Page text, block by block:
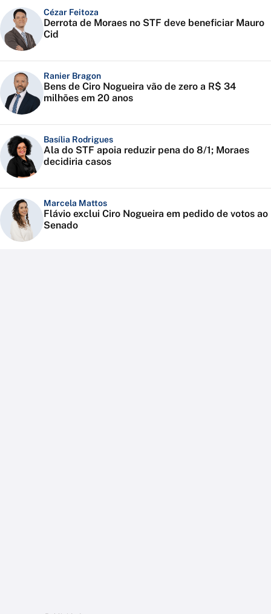
Cézar Feitoza
Derrota de Moraes no STF deve beneficiar Mauro
Cid
Ranier Bragon
Bens de Ciro Nogueira vão de zero a R$ 34
milhões em 20 anos
Basília Rodrigues
Ala do STF apoia reduzir pena do 8/1; Moraes
decidiria casos
Marcela Mattos
Flávio exclui Ciro Nogueira em pedido de votos ao
Senado